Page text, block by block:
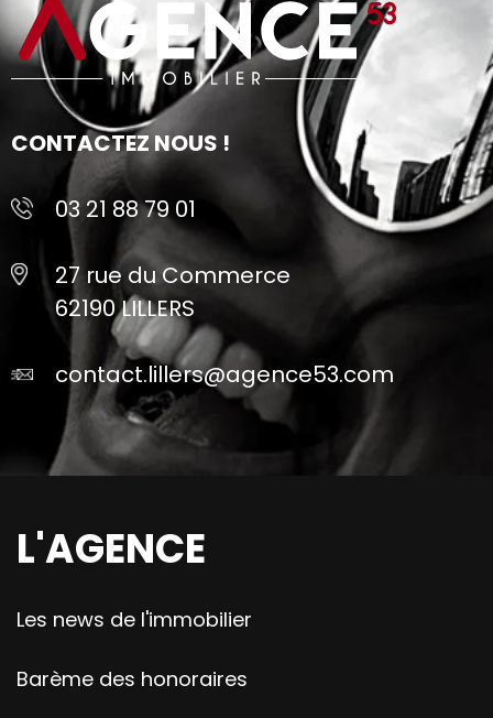
CONTACTEZ NOUS !
03 21 88 79 01
27 rue du Commerce
62190 LILLERS
contact.lillers@agence53.com
L'AGENCE
Les news de l'immobilier
Barème des honoraires